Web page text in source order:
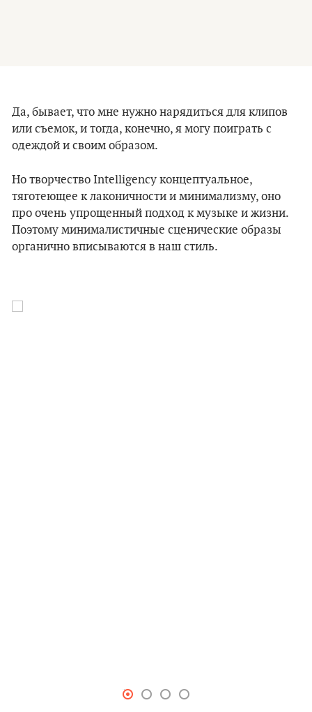
Да, бывает, что мне нужно нарядиться для клипов
или съемок, и тогда, конечно, я могу поиграть с
одеждой и своим образом.
Но творчество Intelligency концептуальное,
тяготеющее к лаконичности и минимализму, оно
про очень упрощенный подход к музыке и жизни.
Поэтому минималистичные сценические образы
органично вписываются в наш стиль.